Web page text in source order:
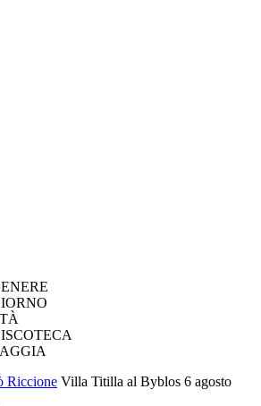
Riccione Villa Titilla al Byblos 6 agosto